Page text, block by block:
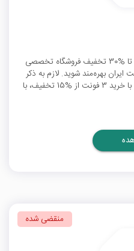
بدون وارد کردن کد تخفیف می‌توانید تا %30 تخفیف فروشگاه تخصصی
ایران بهره‌مند شوید. لازم به ذکر
است با خرید 2 فونت از %10 تخفیف، با خرید 3 فونت از %15 تخفیف، با
منقضی شده